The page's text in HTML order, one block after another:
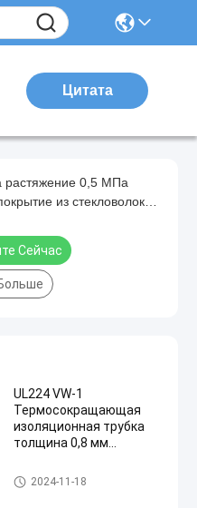
Цитата
растяжение 0,5 МПа
из стекловолокна
Сейчас
UL224 VW-1
Термосокращающая
изоляционная трубка
толщина 0,8 мм
восстановления 120 °C
Трубка изоляции сокращени
я жары
2024-11-18